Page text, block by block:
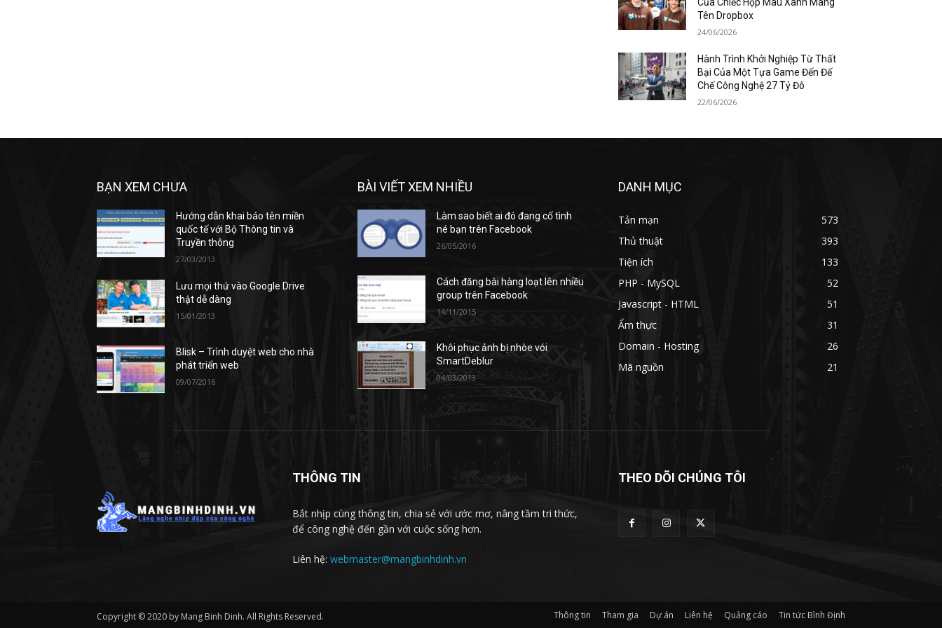
Tên Dropbox
24/06/2026
Hành Trình Khởi Nghiệp Từ Thất
Bại Của Một Tựa Game Đến Đế
Chế Công Nghệ 27 Tỷ Đô
22/06/2026
BẠN XEM CHƯA
Hướng dẫn khai báo tên miền
quốc tế với Bộ Thông tin và
Truyền thông
27/03/2013
Lưu mọi thứ vào Google Drive
thật dễ dàng
15/01/2013
Blisk – Trình duyệt web cho nhà
phát triển web
09/07/2016
BÀI VIẾT XEM NHIỀU
Làm sao biết ai đó đang cố tình
né bạn trên Facebook
26/05/2016
Cách đăng bài hàng loạt lên nhiều
group trên Facebook
14/11/2015
Khôi phục ảnh bị nhòe vói
SmartDeblur
04/03/2013
DANH MỤC
Tản mạn
573
Thủ thuật
393
Tiện ích
133
PHP - MySQL
52
Javascript - HTML
51
Ẩm thực
31
Domain - Hosting
26
Mã nguồn
21
THÔNG TIN
Bắt nhịp cùng thông tin, chia sẻ với ước mơ, nâng tầm tri thức,
để công nghệ đến gần với cuộc sống hơn.
Liên hệ: webmaster@mangbinhdinh.vn
THEO DÕI CHÚNG TÔI
Copyright © 2020 by Mang Binh Dinh. All Rights Reserved. Thông tin Tham gia Dự án Liên hệ Quảng cáo Tin tức Bình Định